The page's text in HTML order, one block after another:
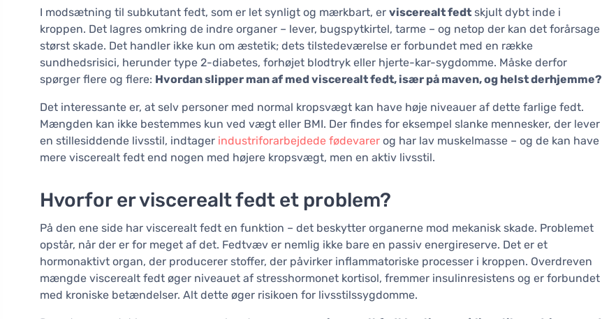
I modsætning til subkutant fedt, som er let synligt og mærkbart, er viscerealt fedt skjult dybt inde i
kroppen. Det lagres omkring de indre organer – lever, bugspytkirtel, tarme – og netop der kan det forårsage
størst skade. Det handler ikke kun om æstetik; dets tilstedeværelse er forbundet med en række
sundhedsrisici, herunder type 2-diabetes, forhøjet blodtryk eller hjerte-kar-sygdomme. Måske derfor
spørger flere og flere: Hvordan slipper man af med viscerealt fedt, især på maven, og helst derhjemme?
Det interessante er, at selv personer med normal kropsvægt kan have høje niveauer af dette farlige fedt.
Mængden kan ikke bestemmes kun ved vægt eller BMI. Der findes for eksempel slanke mennesker, der lever
en stillesiddende livsstil, indtager industriforarbejdede fødevarer og har lav muskelmasse – og de kan have
mere viscerealt fedt end nogen med højere kropsvægt, men en aktiv livsstil.
Hvorfor er viscerealt fedt et problem?
På den ene side har viscerealt fedt en funktion – det beskytter organerne mod mekanisk skade. Problemet
opstår, når der er for meget af det. Fedtvæv er nemlig ikke bare en passiv energireserve. Det er et
hormonaktivt organ, der producerer stoffer, der påvirker inflammatoriske processer i kroppen. Overdreven
mængde viscerealt fedt øger niveauet af stresshormonet kortisol, fremmer insulinresistens og er forbundet
med kroniske betændelser. Alt dette øger risikoen for livsstilssygdomme.